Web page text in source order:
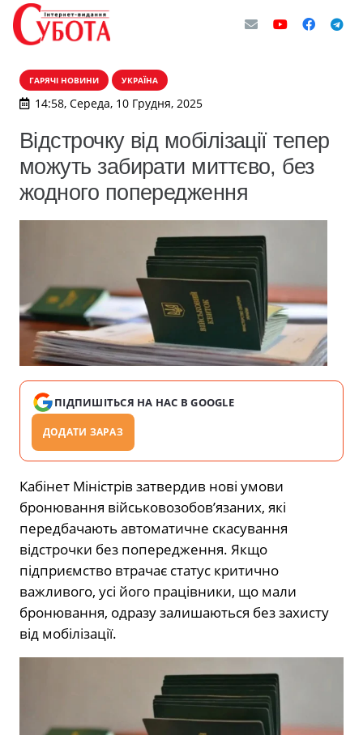
ГАРЯЧІ НОВИНИ УКРАЇНА
14:58, Середа, 10 Грудня, 2025
Відстрочку від мобілізації тепер
можуть забирати миттєво, без
жодного попередження
ПІДПИШІТЬСЯ НА НАС В GOOGLE
ДОДАТИ ЗАРАЗ
Кабінет Міністрів затвердив нові умови
бронювання військовозобов’язаних, які
передбачають автоматичне скасування
відстрочки без попередження. Якщо
підприємство втрачає статус критично
важливого, усі його працівники, що мали
бронювання, одразу залишаються без захисту
від мобілізації.